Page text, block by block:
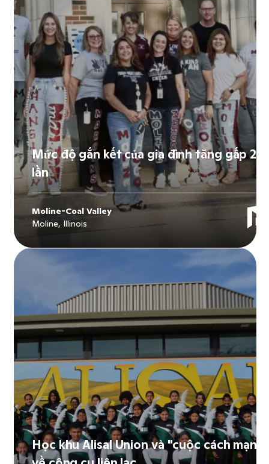
Mức độ gắn kết của gia đình tăng gấp 2
lần
Moline-Coal Valley
Moline, Illinois
ExploreMoline-Coal Valley
Học khu Alisal Union và "cuộc cách